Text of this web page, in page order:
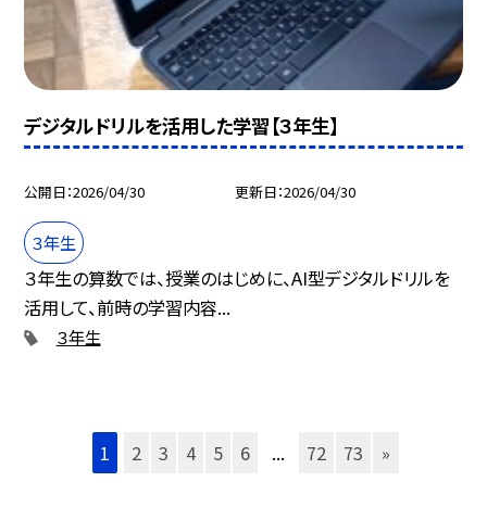
デジタルドリルを活用した学習【３年生】
公開日 2026/04/30 更新日 2026/04/30
３年生
３年生の算数では、授業のはじめに、AI型デジタルドリルを
活用して、前時の学習内容...
３年生
1 2 3 4 5 6 ... 72 73 »